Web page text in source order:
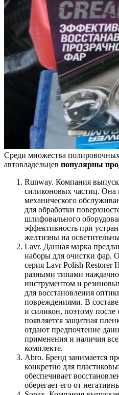
Среди множества полировочных
автовладельцев популярны
Runway. Компания
силиконовых частиц. Она
механического
для обработки
шлифовального
эффективность при
желтизны на
Lavr. Данная марка
наборы для очистки фар.
серия Lavr Polish Restorer
разными типами
инструментом и
для восстановления
повреждениями. В
и силикон, поэтому после
появляется защитная
отдают предпочтение
применения и наличия
комплекте.
Abro. Бренд занимается
конкретно для
обеспечивает
оберегает его от